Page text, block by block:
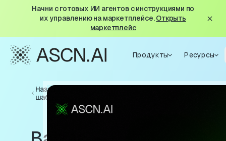
Начни с готовых ИИ агентов с инструкциями по
их управлению на маркетплейсе.Открыть
маркетплейс
Продукты Ресурсы
Назад к
шаблонам